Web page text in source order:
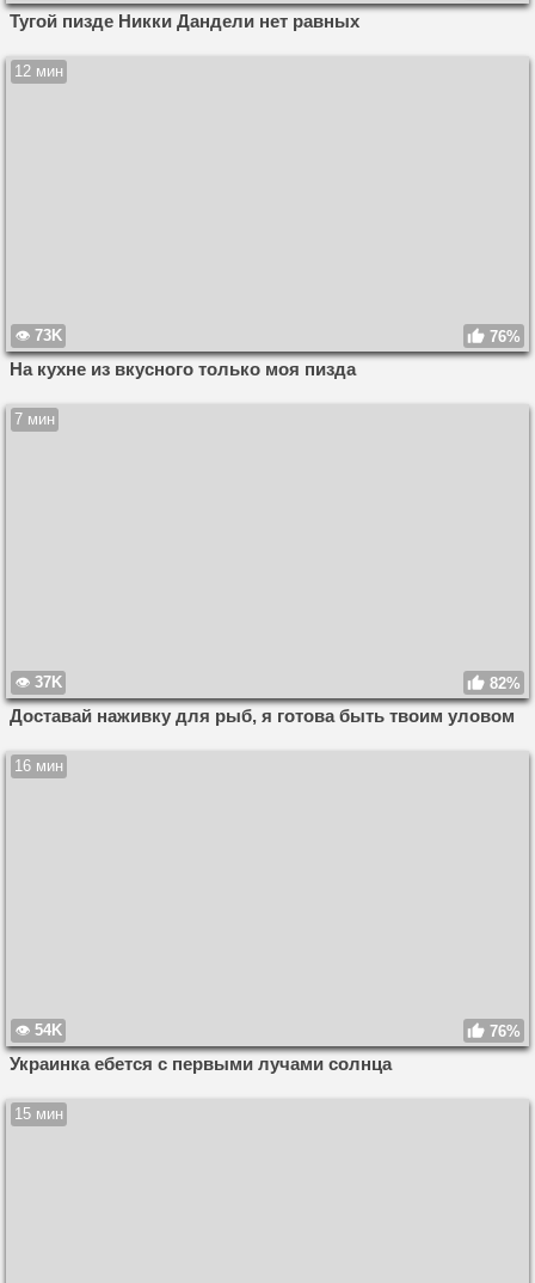
Тугой пизде Никки Дандели нет равных
12 мин
73K 76%
На кухне из вкусного только моя пизда
7 мин
37K 82%
Доставай наживку для рыб, я готова быть твоим уловом
16 мин
54K 76%
Украинка ебется с первыми лучами солнца
15 мин